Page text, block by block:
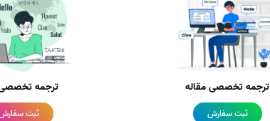
ترجمه تخصصی مقاله
ثبت سفارش
ترجمه
ثبت